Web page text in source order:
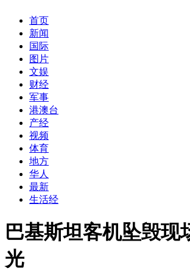
首页
新闻
国际
图片
文娱
财经
军事
港澳台
产经
视频
体育
地方
华人
最新
生活经
巴基斯坦客机坠毁现
光